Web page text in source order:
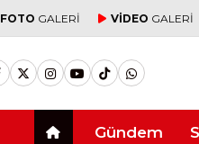
FOTO GALERİ VİDEO GALERİ
Gündem